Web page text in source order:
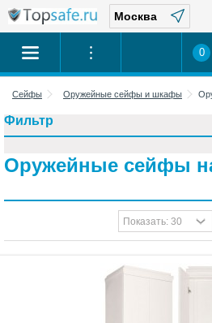
0
Сейфы Оружейные сейфы и шкафы
Оружейные сейфы
Фильтр